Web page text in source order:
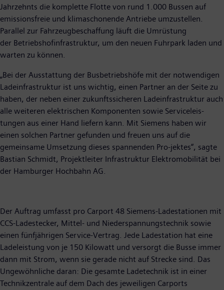
Jahrzehnts die komplette Flotte von rund 1.000 Bussen auf
emissionsfreie und klimaschonende Antriebe umzustellen.
Parallel zur Fahrzeugbeschaffung läuft die Umrüstung
der Betriebshofinfrastruktur, um den neuen Fuhrpark laden und
warten zu können.
„Bei der Ausstattung der Busbetriebshöfe mit der notwendigen
Ladeinfrastruktur ist uns wichtig, einen Partner an der Seite zu
haben, der neben einer zukunftssicheren Ladeinfrastruktur auch
alle weiteren elektrischen Komponenten sowie Serviceleis-
tungen aus einer Hand liefern kann. Mit Siemens haben wir
einen solchen Partner gefunden und freuen uns auf die
gemeinsame Umsetzung dieses spannenden Pro-jektes“, sagte
Bastian Schmidt, Projektleiter Infrastruktur Elektromobilität bei
der Hamburger Hochbahn AG.
Der Auftrag umfasst pro Carport 48 Siemens-Ladestationen mit
CCS-Ladestecker, Mittel- und Niederspannungstechnik sowie
einen fünfjährigen Service-Vertrag. Jede Ladestation hat eine
Ladeleistung von je 150 Kilowatt und versorgt die Busse immer
dann mit Strom, wenn sie gerade nicht auf Strecke sind. Das
Ungewöhnliche daran: Die gesamte Ladetechnik ist in einer
Technikzentrale auf dem Dach des jeweiligen Carports